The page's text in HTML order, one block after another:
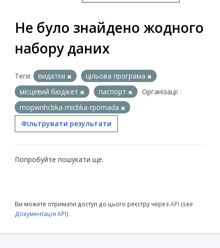
Не було знайдено жодного
набору даних
Теги: видатки
цільова програма
місцевий бюджет
паспорт
Організації :
mopwnhcbka-micbka-rpomada
Фільтрувати результати
Попробуйте пошукати ще.
Ви можете отримати доступ до цього реєстру через API (see
Документація API).